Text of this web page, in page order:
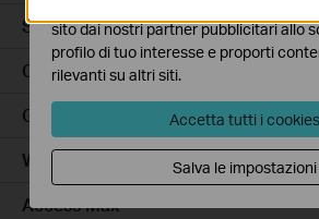
Switch
Outdoor
Gateway
Wireless Bridge
Access Max
sito dai nostri partner pubblicitari allo
profilo di tuo interesse e proporti
rilevanti su altri siti.
Accetta tutti i cookies
Salva le impostazioni